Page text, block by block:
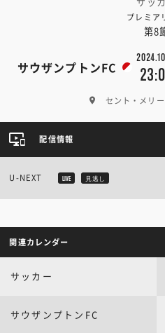
プレミア
第8
サウザンプトンFC
セント・メリ
配信情報
U-NEXT LIVE 見逃し
関連カレンダー
サッカー
サウザンプトンFC